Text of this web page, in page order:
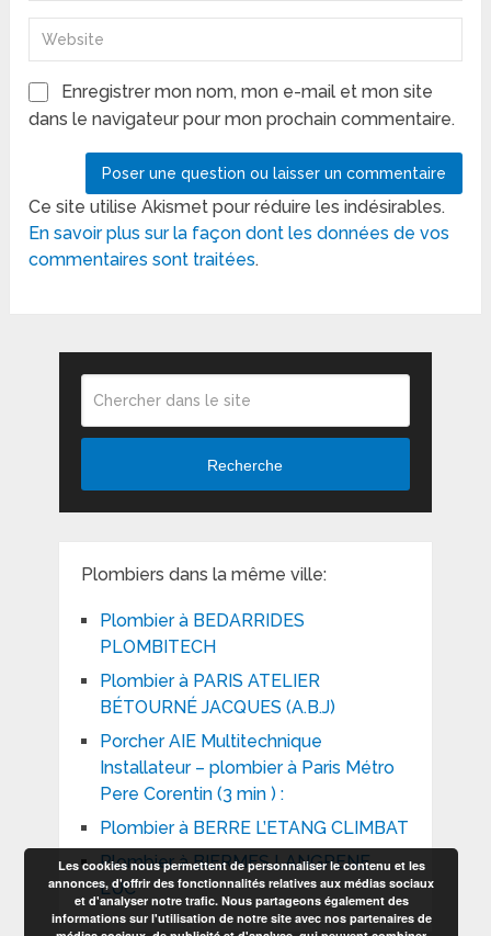
Enregistrer mon nom, mon e-mail et mon site
dans le navigateur pour mon prochain commentaire.
Ce site utilise Akismet pour réduire les indésirables.
En savoir plus sur la façon dont les données de vos
commentaires sont traitées.
Recherche
Plombiers dans la même ville:
Plombier à BEDARRIDES
PLOMBITECH
Plombier à PARIS ATELIER
BÉTOURNÉ JACQUES (A.B.J)
Porcher AIE Multitechnique
Installateur – plombier à Paris Métro
Pere Corentin (3 min ) :
Plombier à BERRE L’ETANG CLIMBAT
Plombier à BIERMES LANGRENE
LUC
Les cookies nous permettent de personnaliser le contenu et les
annonces, d'offrir des fonctionnalités relatives aux médias sociaux
et d'analyser notre trafic. Nous partageons également des
informations sur l'utilisation de notre site avec nos partenaires de